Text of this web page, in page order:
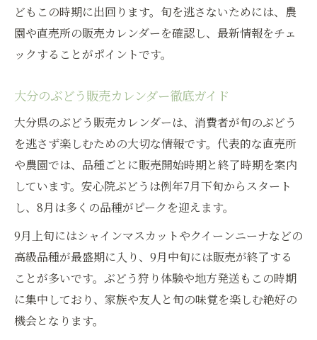
どもこの時期に出回ります。旬を逃さないためには、農
園や直売所の販売カレンダーを確認し、最新情報をチェ
ックすることがポイントです。
大分のぶどう販売カレンダー徹底ガイド
大分県のぶどう販売カレンダーは、消費者が旬のぶどう
を逃さず楽しむための大切な情報です。代表的な直売所
や農園では、品種ごとに販売開始時期と終了時期を案内
しています。安心院ぶどうは例年7月下旬からスタート
し、8月は多くの品種がピークを迎えます。
9月上旬にはシャインマスカットやクイーンニーナなどの
高級品種が最盛期に入り、9月中旬には販売が終了する
ことが多いです。ぶどう狩り体験や地方発送もこの時期
に集中しており、家族や友人と旬の味覚を楽しむ絶好の
機会となります。